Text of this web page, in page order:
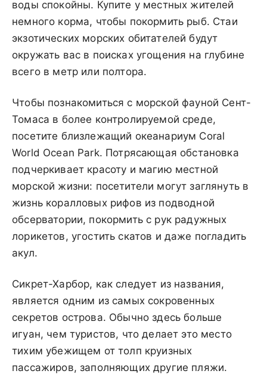
воды спокойны. Купите у местных жителей
немного корма, чтобы покормить рыб. Стаи
экзотических морских обитателей будут
окружать вас в поисках угощения на глубине
всего в метр или полтора.
Чтобы познакомиться с морской фауной Сент-
Томаса в более контролируемой среде,
посетите близлежащий океанариум Coral
World Ocean Park. Потрясающая обстановка
подчеркивает красоту и магию местной
морской жизни: посетители могут заглянуть в
жизнь коралловых рифов из подводной
обсерватории, покормить с рук радужных
лорикетов, угостить скатов и даже погладить
акул.
Сикрет-Харбор, как следует из названия,
является одним из самых сокровенных
секретов острова. Обычно здесь больше
игуан, чем туристов, что делает это место
тихим убежищем от толп круизных
пассажиров, заполняющих другие пляжи.